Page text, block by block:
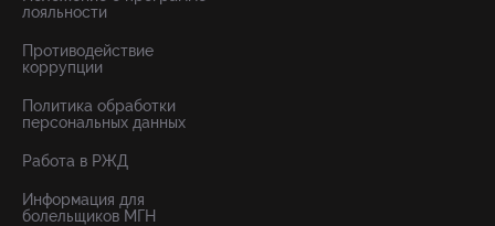
лояльности
Противодействие
коррупции
Политика обработки
персональных данных
Работа в РЖД
Информация для
болельщиков МГН